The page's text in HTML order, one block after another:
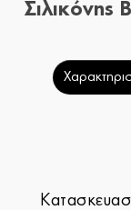
Σιλικόνης